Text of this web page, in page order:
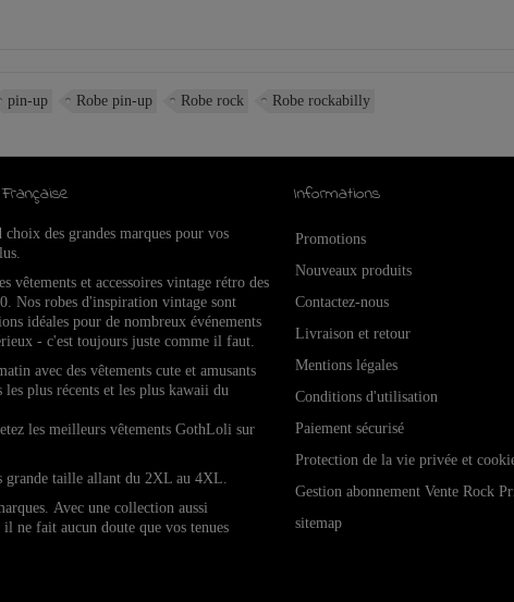
pin-up Robe pin-up Robe rock Robe rockabilly
des grandes marques pour vos
es vêtements et accessoires vintage rétro des
Nos robes d'inspiration vintage sont
idéales pour de nombreux événements
- c'est toujours juste comme il faut.
avec des vêtements cute et amusants
plus récents et les plus kawaii du
les meilleurs vêtements GothLoli sur
grande taille allant du 2XL au 4XL.
Avec une collection aussi
ne fait aucun doute que vos tenues
Informations
Promotions
Nouveaux produits
Contactez-nous
Livraison et retour
Mentions légales
Conditions d'utilisation
Paiement sécurisé
Protection de la vie privée et
Gestion abonnement Vente Rock
sitemap